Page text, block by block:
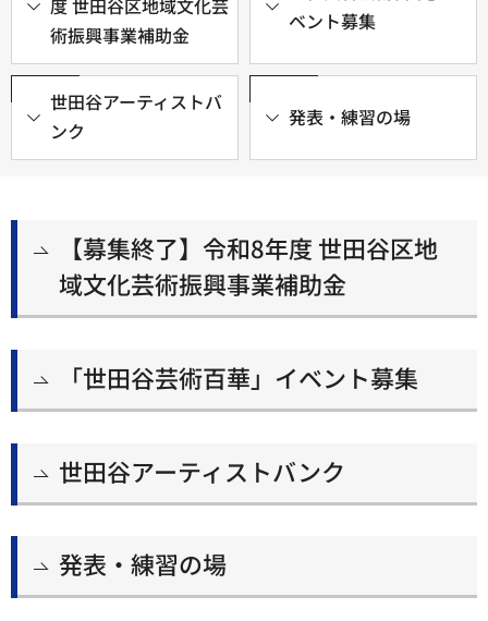
度 世田谷区地域文化芸
術振興事業補助金
ベント募集
世田谷アーティストバ
ンク
発表・練習の場
【募集終了】令和8年度 世田谷区地
域文化芸術振興事業補助金
「世田谷芸術百華」イベント募集
世田谷アーティストバンク
発表・練習の場